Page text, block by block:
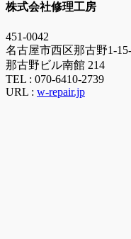
株式会社修理工房
451-0042
名古屋市西区那古野1-
那古野ビル南館 214
TEL : 070-6410-2739
URL : w-repair.jp